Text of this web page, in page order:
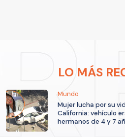
LO MÁS
Mundo
Mujer lucha por su
California: vehículo
hermanos de 4 y 7